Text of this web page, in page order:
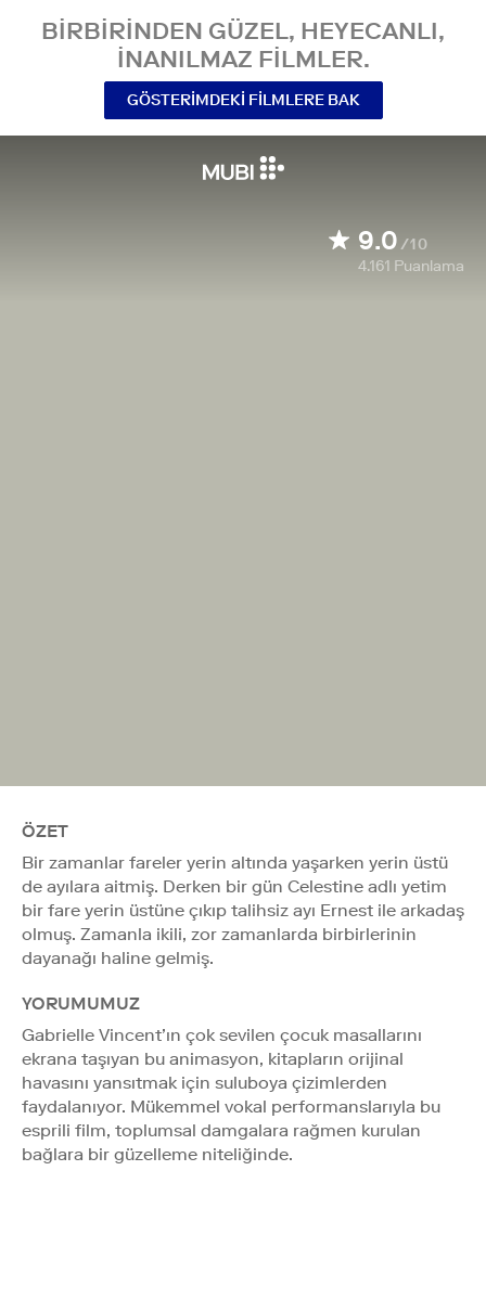
BIRBIRINDEN GÜZEL, HEYECANLI,
INANILMAZ FILMLER.
GÖSTERIMDEKI FILMLERE BAK
9.0/10
4.161 Puanlama
ÖZET
Bir zamanlar fareler yerin altında yaşarken yerin üstü
de ayılara aitmiş. Derken bir gün Celestine adlı yetim
bir fare yerin üstüne çıkıp talihsiz ayı Ernest ile arkadaş
olmuş. Zamanla ikili, zor zamanlarda birbirlerinin
dayanağı haline gelmiş.
YORUMUMUZ
Gabrielle Vincent’ın çok sevilen çocuk masallarını
ekrana taşıyan bu animasyon, kitapların orijinal
havasını yansıtmak için suluboya çizimlerden
faydalanıyor. Mükemmel vokal performanslarıyla bu
esprili film, toplumsal damgalara rağmen kurulan
bağlara bir güzelleme niteliğinde.